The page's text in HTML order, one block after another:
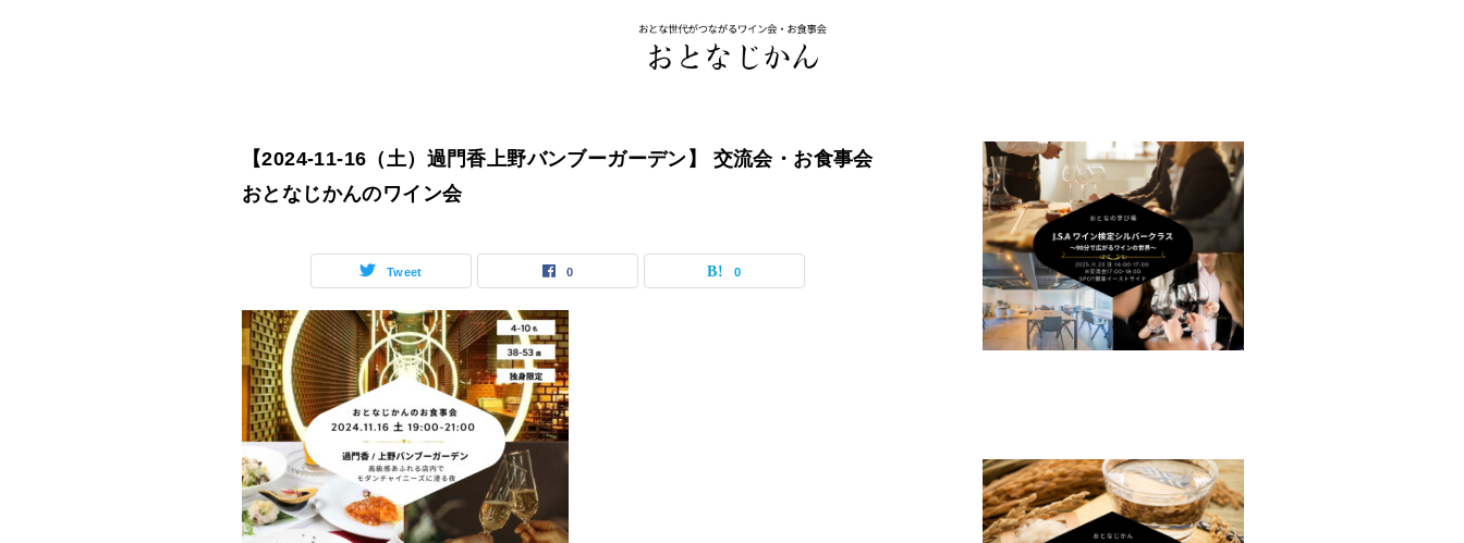
【2024-11-16（土）過門香上野バンブーガーデン】 交流会・お食事会
おとなじかんのワイン会
Tweet 0 0